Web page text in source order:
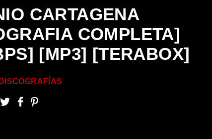
CARTAGENA
COMPLETA]
[MP3] [TERABOX]
DISCOGRAFÍAS